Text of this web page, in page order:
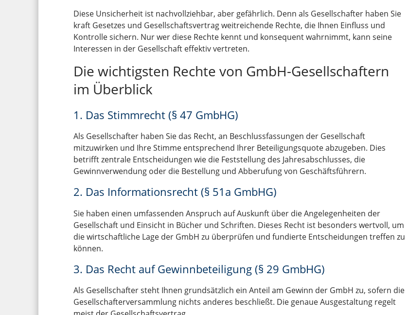
Diese Unsicherheit ist nachvollziehbar, aber gefährlich. Denn als Gesellschafter haben Sie
kraft Gesetzes und Gesellschaftsvertrag weitreichende Rechte, die Ihnen Einfluss und
Kontrolle sichern. Nur wer diese Rechte kennt und konsequent wahrnimmt, kann seine
Interessen in der Gesellschaft effektiv vertreten.
Die wichtigsten Rechte von GmbH-Gesellschaftern
im Überblick
1. Das Stimmrecht (§ 47 GmbHG)
Als Gesellschafter haben Sie das Recht, an Beschlussfassungen der Gesellschaft
mitzuwirken und Ihre Stimme entsprechend Ihrer Beteiligungsquote abzugeben. Dies
betrifft zentrale Entscheidungen wie die Feststellung des Jahresabschlusses, die
Gewinnverwendung oder die Bestellung und Abberufung von Geschäftsführern.
2. Das Informationsrecht (§ 51a GmbHG)
Sie haben einen umfassenden Anspruch auf Auskunft über die Angelegenheiten der
Gesellschaft und Einsicht in Bücher und Schriften. Dieses Recht ist besonders wertvoll, um
die wirtschaftliche Lage der GmbH zu überprüfen und fundierte Entscheidungen treffen zu
können.
3. Das Recht auf Gewinnbeteiligung (§ 29 GmbHG)
Als Gesellschafter steht Ihnen grundsätzlich ein Anteil am Gewinn der GmbH zu, sofern die
Gesellschafterversammlung nichts anderes beschließt. Die genaue Ausgestaltung regelt